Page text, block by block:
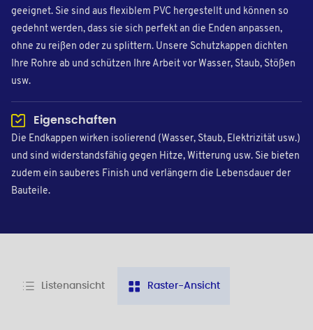
geeignet. Sie sind aus flexiblem PVC hergestellt und können so
gedehnt werden, dass sie sich perfekt an die Enden anpassen,
ohne zu reißen oder zu splittern. Unsere Schutzkappen dichten
Ihre Rohre ab und schützen Ihre Arbeit vor Wasser, Staub, Stößen
usw.
Eigenschaften
Die Endkappen wirken isolierend (Wasser, Staub, Elektrizität usw.)
und sind widerstandsfähig gegen Hitze, Witterung usw. Sie bieten
zudem ein sauberes Finish und verlängern die Lebensdauer der
Bauteile.
Listenansicht Raster-Ansicht